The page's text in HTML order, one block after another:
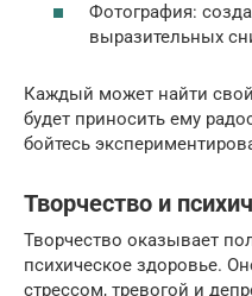
Фотография:
выразительных
Каждый может найти
будет приносить ему
бойтесь
Творчество и
Творчество оказывает
психическое здоровье.
стрессом, тревогой и